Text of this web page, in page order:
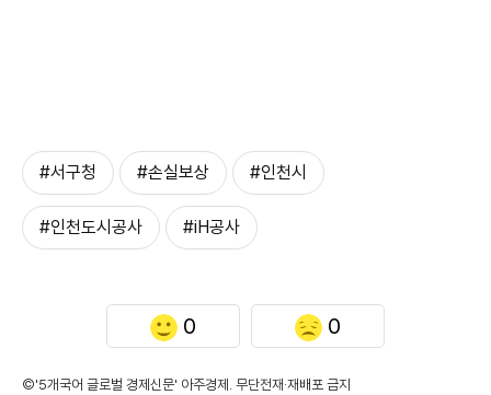
#서구청 #손실보상 #인천시
#인천도시공사 #iH공사
0 0
©'5개국어 글로벌 경제신문' 아주경제. 무단전재·재배포 금지